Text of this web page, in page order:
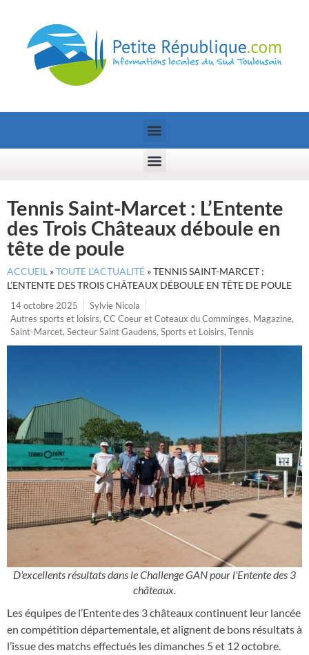
Tennis Saint-Marcet : L’Entente
des Trois Châteaux déboule en
tête de poule
ACCUEIL »TOUTE L’ACTUALITÉ »TENNIS SAINT-MARCET :
L’ENTENTE DES TROIS CHÂTEAUX DÉBOULE EN TÊTE DE POULE
14 octobre 2025
Sylvie Nicola
Autres sports et loisirs, CC Coeur et Coteaux du Comminges, Magazine,
Saint-Marcet, Secteur Saint Gaudens, Sports et Loisirs, Tennis
D'excellents résultats dans le Challenge GAN pour l'Entente des 3
châteaux.
Les équipes de l’Entente des 3 châteaux continuent leur lancée
en compétition départementale, et alignent de bons résultats à
l’issue des matchs effectués les dimanches 5 et 12 octobre.